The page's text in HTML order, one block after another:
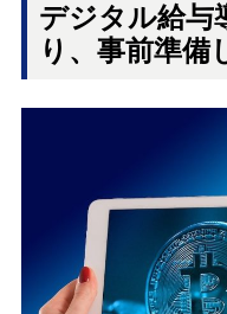
デジタル給与
り、事前準備